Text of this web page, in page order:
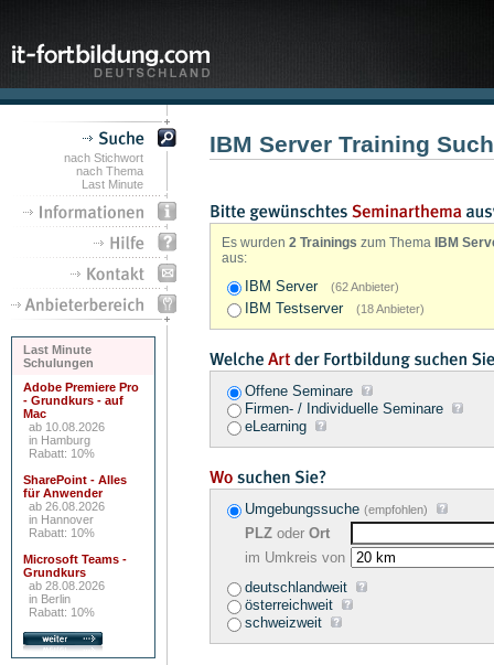
nach Stichwort
nach Thema
Last Minute
Last Minute
Schulungen
Adobe Premiere Pro
- Grundkurs - auf
Mac
ab 10.08.2026
in Hamburg
Rabatt: 10%
SharePoint - Alles
für Anwender
ab 26.08.2026
in Hannover
Rabatt: 10%
Microsoft Teams -
Grundkurs
ab 28.08.2026
in Berlin
Rabatt: 10%
IBM Server Training
Es wurden 2 Trainings zum Thema IBM
aus:
IBM Server (62 Anbieter)
IBM Testserver (18 Anbieter)
Offene Seminare
Firmen- / Individuelle Seminare
eLearning
Umgebungssuche (empfohlen)
PLZ oder Ort
im Umkreis von
deutschlandweit
österreichweit
schweizweit